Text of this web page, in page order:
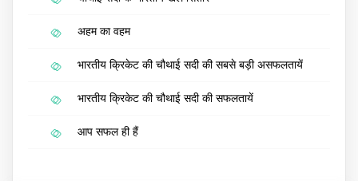
अहम का वहम
भारतीय क्रिकेट की चौथाई सदी की सबसे बड़ी असफलतायें
भारतीय क्रिकेट की चौथाई सदी की सफलतायें
आप सफल ही हैं